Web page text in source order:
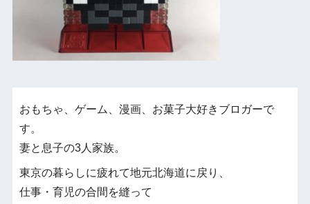
おもちゃ、ゲーム、漫画、お菓子大好きブロガーで
す。
妻と息子の3人家族。
東京の暮らしに疲れて地元北海道に戻り、
仕事・育児の合間を縫って